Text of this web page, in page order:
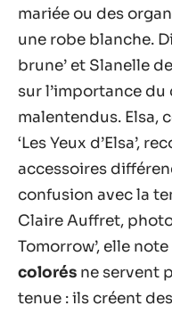
mariée ou des
une robe blanche.
brune’ et Slanelle
sur l’importance
malentendus. Elsa,
‘Les Yeux d’Elsa’,
accessoires
confusion avec la
Claire Auffret,
Tomorrow’, elle
colorés ne servent
tenue : ils créent